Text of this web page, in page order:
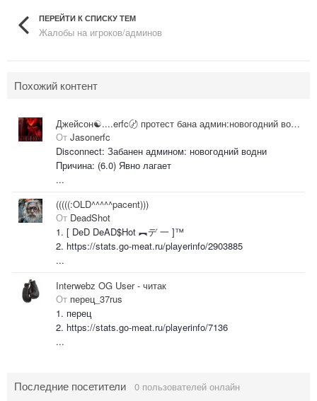
ПЕРЕЙТИ К СПИСКУ ТЕМ
Жалобы на игроков/админов
Похожий контент
Джейсон☯....erfc〄 протест бана админ:новогодний водни
От Jasonerfc
Disconnect: Забанен админом: новогодний водни
Причина: (6.0) Явно лагает
...
(((((:OLD^^^^^pacent)))
От DeadShot
1. [ DeD DeAD$Hot ︻デ 一 ]™
2. https://stats.go-meat.ru/playerinfo/2903885
...
Interwebz OG User - читак
От перец_37rus
1. перец
2. https://stats.go-meat.ru/playerinfo/7136
...
Последние посетители 0 пользователей онлайн